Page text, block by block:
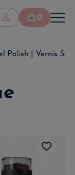
0
Polish | Vernis